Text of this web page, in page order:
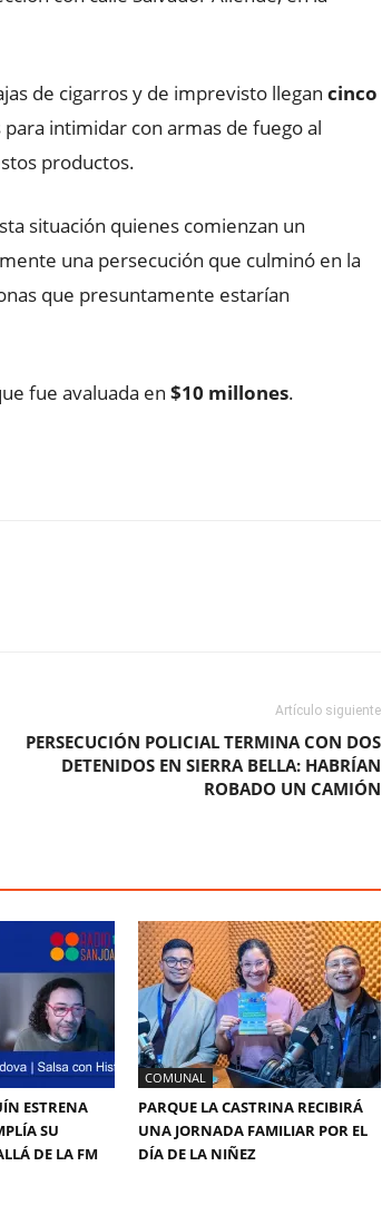
de cigarros y de imprevisto llegan cinco
intimidar con armas de fuego al
productos.
situación quienes comienzan un
una persecución que culminó en la
que presuntamente estarían
fue avaluada en $10 millones.
Artículo siguiente
PERSECUCIÓN POLICIAL TERMINA CON DOS
DETENIDOS EN SIERRA BELLA: HABRÍAN
ROBADO UN CAMIÓN
ESTRENA
SU
DE LA FM
COMUNAL
PARQUE LA CASTRINA RECIBIRÁ
UNA JORNADA FAMILIAR POR EL
DÍA DE LA NIÑEZ